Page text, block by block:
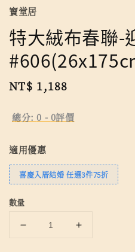
寶堂居
特大絨布春聯-
Regular
NT$ 1,188
總分:0 - 0評價
適用優惠
喜慶入厝結婚 任選3件75折
數量